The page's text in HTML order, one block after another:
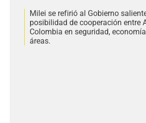
Milei se refirió al Gobierno
posibilidad de cooperación entre
Colombia en seguridad,
áreas.